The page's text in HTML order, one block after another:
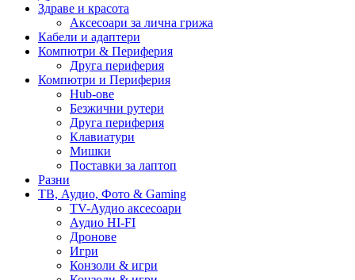
Здраве и красота
Аксесоари за лична грижа
Кабели и адаптери
Компютри & Периферия
Друга периферия
Компютри и Периферия
Hub-ове
Безжични рутери
Друга периферия
Клавиатури
Мишки
Поставки за лаптоп
Разни
ТВ, Аудио, Фото & Gaming
TV-Аудио аксесоари
Аудио HI-FI
Дронове
Игри
Конзоли & игри